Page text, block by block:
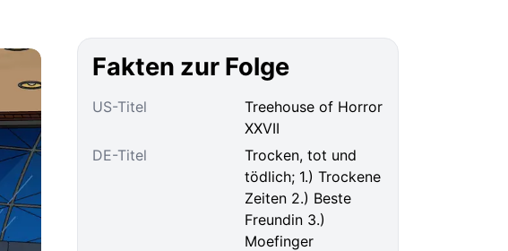
Fakten zur Folge
US-Titel
Treehouse of Horror
XXVII
DE-Titel
Trocken, tot und
tödlich; 1.) Trockene
Zeiten 2.) Beste
Freundin 3.)
Moefinger